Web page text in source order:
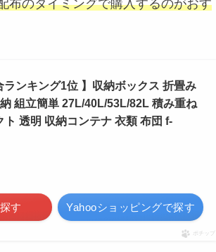
布のタイミングで購入するのがおす
ンキング1位 】収納ボックス 折畳み
組立簡単 27L/40L/53L/82L 積み重ね
透明 収納コンテナ 衣類 布団 f-
す Yahooショッピングで探す
ポチップ